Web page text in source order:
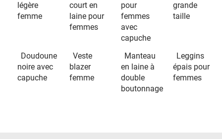
légère
femme
court en
laine pour
femmes
pour
femmes
avec
capuche
grande
taille
Doudoune
noire avec
capuche
Veste
blazer
femme
Manteau
en laine à
double
boutonnage
Leggins
épais pour
femmes